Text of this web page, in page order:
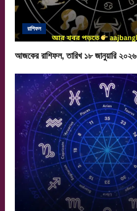
রাশিফল
আজকের রাশিফল, তারিখ ১৮ জানুয়ারি ২০২৬